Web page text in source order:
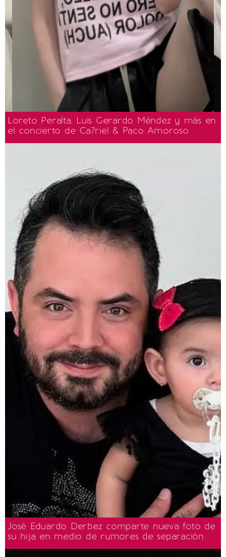
Loreto Peralta, Luis Gerardo Méndez y más en
el concierto de Ca7riel & Paco Amoroso
José Eduardo Derbez comparte nueva foto de
su hija en medio de rumores de separación